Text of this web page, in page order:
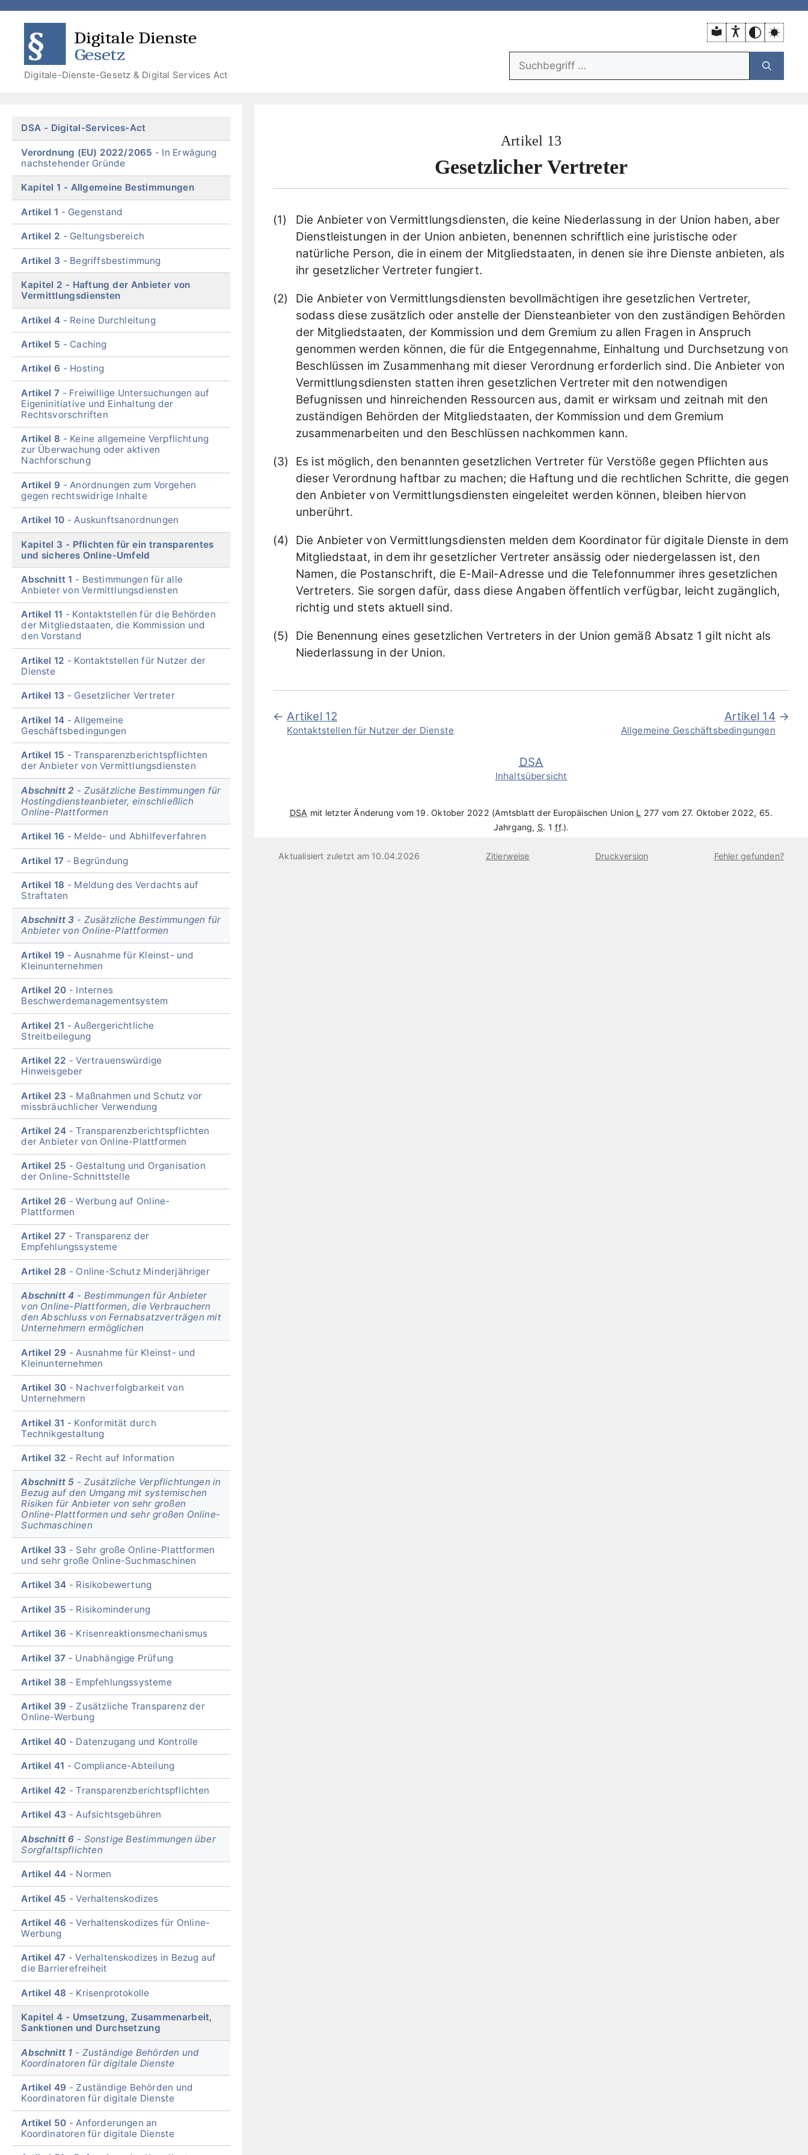
Zum
Inhalt
Zum
Menü
springen
Zum
Menü
springen
Zur
Suche
Digitale-Dienste-Gesetz & Digital Services Act
Suchfunktion:
Artikel 13
Gesetzlicher Vertreter
Die Anbieter von Vermittlungsdiensten, die keine Niederlassung in der Union haben, aber
Dienstleistungen in der Union anbieten, benennen schriftlich eine juristische oder
natürliche Person, die in einem der Mitgliedstaaten, in denen sie ihre Dienste anbieten, als
ihr gesetzlicher Vertreter fungiert.
Die Anbieter von Vermittlungsdiensten bevollmächtigen ihre gesetzlichen Vertreter,
sodass diese zusätzlich oder anstelle der Diensteanbieter von den zuständigen Behörden
der Mitgliedstaaten, der Kommission und dem Gremium zu allen Fragen in Anspruch
genommen werden können, die für die Entgegennahme, Einhaltung und Durchsetzung von
Beschlüssen im Zusammenhang mit dieser Verordnung erforderlich sind. Die Anbieter von
Vermittlungsdiensten statten ihren gesetzlichen Vertreter mit den notwendigen
Befugnissen und hinreichenden Ressourcen aus, damit er wirksam und zeitnah mit den
zuständigen Behörden der Mitgliedstaaten, der Kommission und dem Gremium
zusammenarbeiten und den Beschlüssen nachkommen kann.
Es ist möglich, den benannten gesetzlichen Vertreter für Verstöße gegen Pflichten aus
dieser Verordnung haftbar zu machen; die Haftung und die rechtlichen Schritte, die gegen
den Anbieter von Vermittlungsdiensten eingeleitet werden können, bleiben hiervon
unberührt.
Die Anbieter von Vermittlungsdiensten melden dem Koordinator für digitale Dienste in dem
Mitgliedstaat, in dem ihr gesetzlicher Vertreter ansässig oder niedergelassen ist, den
Namen, die Postanschrift, die E-Mail-Adresse und die Telefonnummer ihres gesetzlichen
Vertreters. Sie sorgen dafür, dass diese Angaben öffentlich verfügbar, leicht zugänglich,
richtig und stets aktuell sind.
Die Benennung eines gesetzlichen Vertreters in der Union gemäß Absatz 1 gilt nicht als
Niederlassung in der Union.
Artikel 12
Kontaktstellen für Nutzer der Dienste
Artikel 14
Allgemeine Geschäftsbedingungen
DSA
Inhaltsübersicht
DSA mit letzter Änderung vom 19. Oktober 2022 (Amtsblatt der Europäischen Union L
277 vom 27. Oktober 2022, 65.
Jahrgang, S. 1ff.).
Aktualisiert zuletzt am 10.04.2026 Zitierweise Druckversion Fehler gefunden?
Skip
menu
DSA Digital-Services-Act
Verordnung (EU) 2022/2065
In Erwägung
nachstehender Gründe
Kapitel 1 Allgemeine Bestimmungen
Artikel 1 Gegenstand
Artikel 2 Geltungsbereich
Artikel 3 Begriffsbestimmung
Kapitel 2
Haftung der Anbieter von
Vermittlungsdiensten
Artikel 4 Reine Durchleitung
Artikel 5 Caching
Artikel 6 Hosting
Artikel 7
Freiwillige Untersuchungen auf
Eigeninitiative und Einhaltung der
Rechtsvorschriften
Artikel 8
Keine allgemeine Verpflichtung
zur Überwachung oder aktiven
Nachforschung
Artikel 9
Anordnungen zum Vorgehen
gegen rechtswidrige Inhalte
Artikel 10 Auskunftsanordnungen
Kapitel 3
Pflichten für ein transparentes
und sicheres Online-Umfeld
Abschnitt 1
Bestimmungen für alle
Anbieter von Vermittlungsdiensten
Artikel 11
Kontaktstellen für die Behörden
der Mitgliedstaaten, die Kommission und
den Vorstand
Artikel 12
Kontaktstellen für Nutzer der
Dienste
Artikel 13 Gesetzlicher Vertreter
Artikel 14
Allgemeine
Geschäftsbedingungen
Artikel 15
Transparenzberichtspflichten
der Anbieter von Vermittlungsdiensten
Abschnitt 2
Zusätzliche Bestimmungen für
Hostingdiensteanbieter, einschließlich
Online-Plattformen
Artikel 16 Melde- und Abhilfeverfahren
Artikel 17 Begründung
Artikel 18
Meldung des Verdachts auf
Straftaten
Abschnitt 3
Zusätzliche Bestimmungen für
Anbieter von Online-Plattformen
Artikel 19
Ausnahme für Kleinst- und
Kleinunternehmen
Artikel 20
Internes
Beschwerdemanagementsystem
Artikel 21
Außergerichtliche
Streitbeilegung
Artikel 22
Vertrauenswürdige
Hinweisgeber
Artikel 23
Maßnahmen und Schutz vor
missbräuchlicher Verwendung
Artikel 24
Transparenzberichtspflichten
der Anbieter von Online-Plattformen
Artikel 25
Gestaltung und Organisation
der Online-Schnittstelle
Artikel 26
Werbung auf Online-
Plattformen
Artikel 27
Transparenz der
Empfehlungssysteme
Artikel 28 Online-Schutz Minderjähriger
Abschnitt 4
Bestimmungen für Anbieter
von Online-Plattformen, die Verbrauchern
den Abschluss von Fernabsatzverträgen mit
Unternehmern ermöglichen
Artikel 29
Ausnahme für Kleinst- und
Kleinunternehmen
Artikel 30
Nachverfolgbarkeit von
Unternehmern
Artikel 31
Konformität durch
Technikgestaltung
Artikel 32 Recht auf Information
Abschnitt 5
Zusätzliche Verpflichtungen in
Bezug auf den Umgang mit systemischen
Risiken für Anbieter von sehr großen
Online-Plattformen und sehr großen Online-
Suchmaschinen
Artikel 33
Sehr große Online-Plattformen
und sehr große Online-Suchmaschinen
Artikel 34 Risikobewertung
Artikel 35 Risikominderung
Artikel 36 Krisenreaktionsmechanismus
Artikel 37 Unabhängige Prüfung
Artikel 38 Empfehlungssysteme
Artikel 39
Zusätzliche Transparenz der
Online-Werbung
Artikel 40 Datenzugang und Kontrolle
Artikel 41 Compliance-Abteilung
Artikel 42 Transparenzberichtspflichten
Artikel 43 Aufsichtsgebühren
Abschnitt 6
Sonstige Bestimmungen über
Sorgfaltspflichten
Artikel 44 Normen
Artikel 45 Verhaltenskodizes
Artikel 46
Verhaltenskodizes für Online-
Werbung
Artikel 47
Verhaltenskodizes in Bezug auf
die Barrierefreiheit
Artikel 48 Krisenprotokolle
Kapitel 4
Umsetzung, Zusammenarbeit,
Sanktionen und Durchsetzung
Abschnitt 1
Zuständige Behörden und
Koordinatoren für digitale Dienste
Artikel 49
Zuständige Behörden und
Koordinatoren für digitale Dienste
Artikel 50
Anforderungen an
Koordinatoren für digitale Dienste